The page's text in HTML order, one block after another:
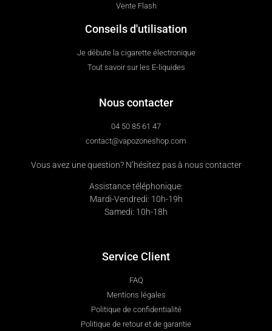
Vente Flash
Conseils d'utilisation
Je débute la cigarette électronique
Tout savoir sur les E-liquides
Nous contacter
04 50 85 61 47
contact@vapozoneshop.com
Vous avez une question? N’hésitez pas à nous contacter
Assistance téléphonique:
Mardi-Vendredi: 10h-19h
Samedi: 10h-18h
Service Client
FAQ
Mentions légales
Politique de confidentialité
Politique de retour et de garantie